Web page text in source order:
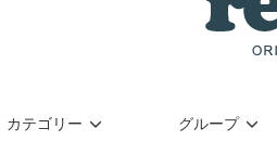
カテゴリー グループ